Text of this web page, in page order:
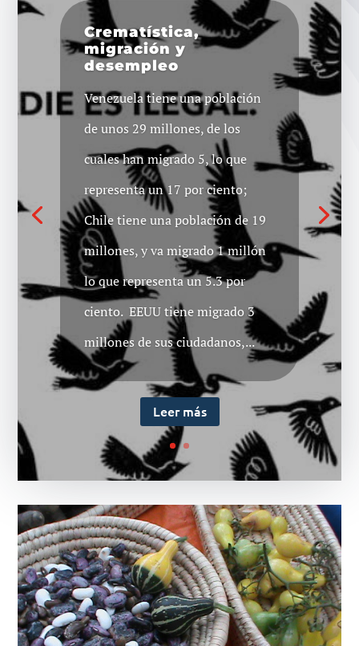
Crematística,
migración y
desempleo
Venezuela tiene una población
de unos 29 millones, de los
cuales han migrado 5, lo que
representa un 17 por ciento;
Chile tiene una población de 19
millones, y va migrado 1 millón
lo que representa un 5.3 por
ciento. EEUU tiene migrado 3
millones de sus ciudadanos,...
Leer más